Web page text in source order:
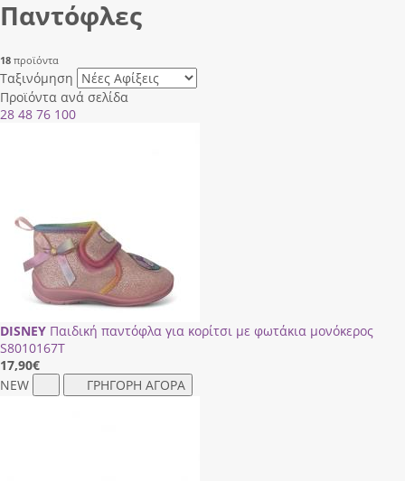
Παντόφλες
18 προϊόντα
Ταξινόμηση
Προϊόντα ανά σελίδα
28 48 76 100
DISNEY Παιδική παντόφλα για κορίτσι με φωτάκια μονόκερος
S8010167Τ
17,90€
NEW
ΓΡΗΓΟΡΗ ΑΓΟΡΑ